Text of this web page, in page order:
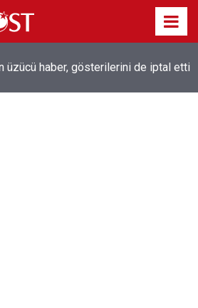
Mısırlı yıldız Mohamed Salah
anlaştı! Yarın geliyor